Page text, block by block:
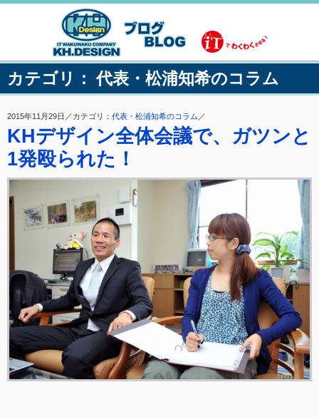
カテゴリ： 代表・松浦知希のコラム
2015年11月29日／カテゴリ： 代表・松浦知希のコラム ／
KHデザイン全体会議で、ガツンと
1発殴られた！